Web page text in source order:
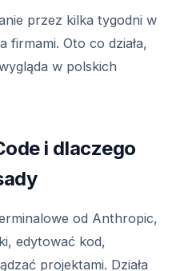
przez kilka tygodni w
firmami. Oto co działa,
w polskich
i dlaczego
od Anthropic,
edytować kod,
projektami. Działa